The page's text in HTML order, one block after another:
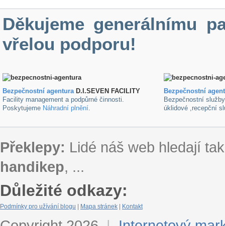
Děkujeme generálnímu
vřelou podporu!
Bezpečnostní agenturaD.I.SEVEN FACILITY
Facility management a podpůrné činnosti.
Poskytujeme Náhradní plnění.
Bezpečnostní
Bezpečnostní
úklidové ,recepční
Překlepy: Lidé náš web hledají
handikep, ...
Důležité odkazy:
Podmínky pro užívání blogu Mapa stránek Kontakt